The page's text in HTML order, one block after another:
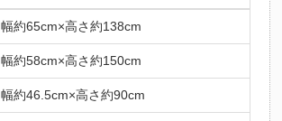
幅約65cm×高さ約138cm
幅約58cm×高さ約150cm
幅約46.5cm×高さ約90cm